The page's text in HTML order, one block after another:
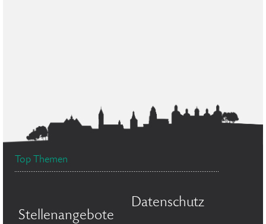
Top Themen
Stellenangebote
Datenschutz